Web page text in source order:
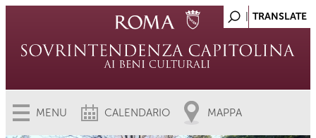
MENU CALENDARIO MAPPA